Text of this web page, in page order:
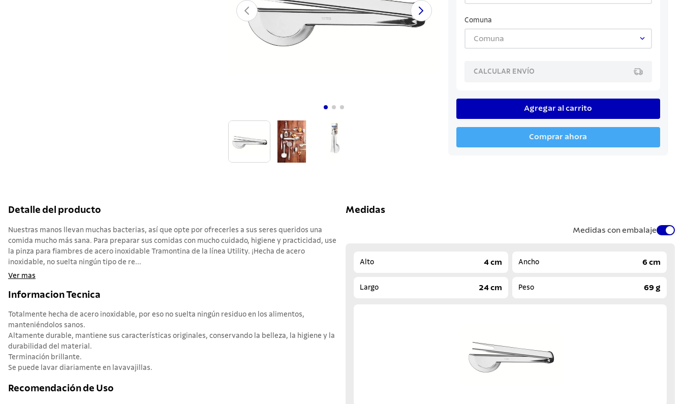
Comuna
Comuna
CALCULAR ENVÍO
Agregar al carrito
Comprar ahora
Detalle del producto
Nuestras manos llevan muchas bacterias, así que opte por ofrecerles a sus seres queridos una
comida mucho más sana. Para preparar sus comidas con mucho cuidado, higiene y practicidad, use
la pinza para fiambres de acero inoxidable Tramontina de la línea Utility. ¡Hecha de acero
inoxidable, no suelta ningún tipo de re...
Ver mas
Informacion Tecnica
Totalmente hecha de acero inoxidable, por eso no suelta ningún residuo en los alimentos,
manteniéndolos sanos.
Altamente durable, mantiene sus características originales, conservando la belleza, la higiene y la
durabilidad del material.
Terminación brillante.
Se puede lavar diariamente en lavavajillas.
Recomendación de Uso
Medidas
Medidas con embalaje
Alto 4 cm Ancho 6 cm
Largo 24 cm Peso 69 g